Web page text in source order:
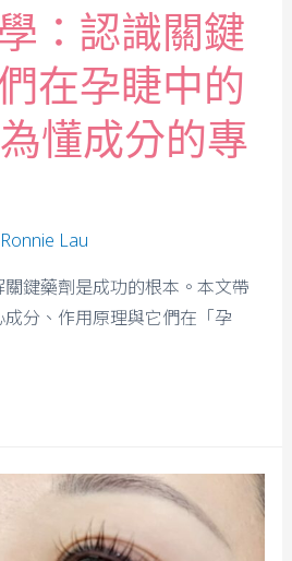
：認識關鍵
在孕睫中的
懂成分的專
Ronnie Lau
鍵藥劑是成功的根本。本文帶
分、作用原理與它們在「孕